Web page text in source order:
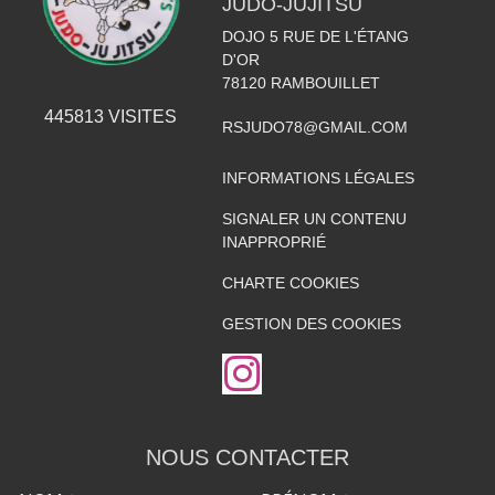
445813 VISITES
JUDO-JUJITSU
DOJO 5 RUE DE L'ÉTANG
D'OR
78120 RAMBOUILLET
RSJUDO78@GMAIL.COM
INFORMATIONS LÉGALES
SIGNALER UN CONTENU
INAPPROPRIÉ
CHARTE COOKIES
GESTION DES COOKIES
NOUS CONTACTER